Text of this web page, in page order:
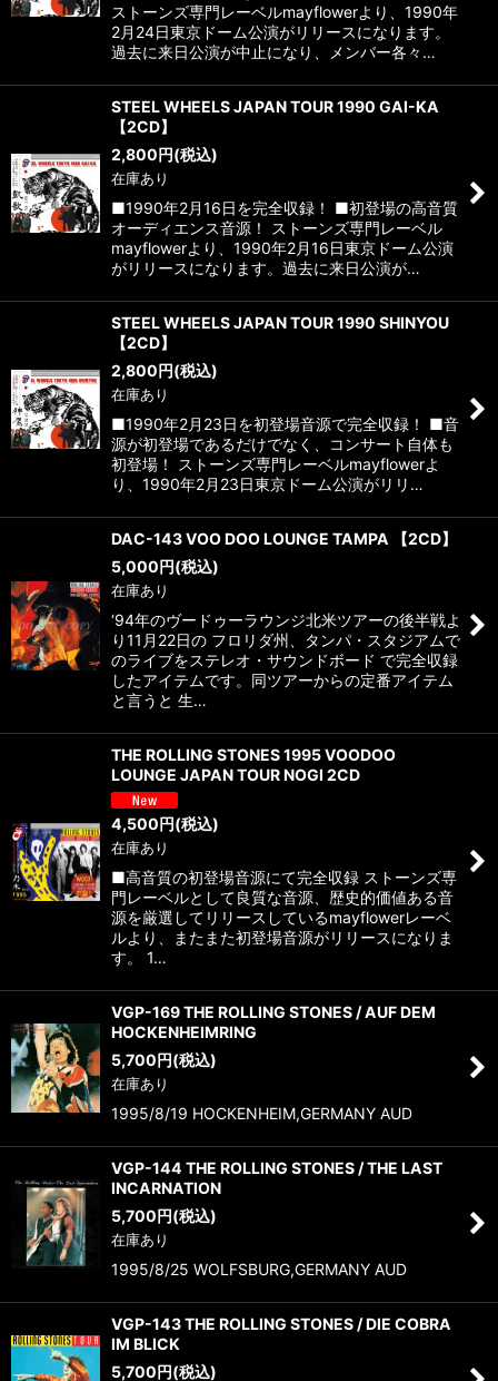
ストーンズ専門レーベルmayflowerより、1990年
2月24日東京ドーム公演がリリースになります。
過去に来日公演が中止になり、メンバー各々…
STEEL WHEELS JAPAN TOUR 1990 GAI-KA
【2CD】
2,800円(税込)
在庫あり
■1990年2月16日を完全収録！ ■初登場の高音質
オーディエンス音源！ ストーンズ専門レーベル
mayflowerより、1990年2月16日東京ドーム公演
がリリースになります。過去に来日公演が…
STEEL WHEELS JAPAN TOUR 1990 SHINYOU
【2CD】
2,800円(税込)
在庫あり
■1990年2月23日を初登場音源で完全収録！ ■音
源が初登場であるだけでなく、コンサート自体も
初登場！ ストーンズ専門レーベルmayflowerよ
り、1990年2月23日東京ドーム公演がリリ…
DAC-143 VOO DOO LOUNGE TAMPA 【2CD】
5,000円(税込)
在庫あり
‘94年のヴードゥーラウンジ北米ツアーの後半戦よ
り11月22日の フロリダ州、タンパ・スタジアムで
のライブをステレオ・サウンドボード で完全収録
したアイテムです。同ツアーからの定番アイテム
と言うと 生…
THE ROLLING STONES 1995 VOODOO
LOUNGE JAPAN TOUR NOGI 2CD
4,500円(税込)
在庫あり
■高音質の初登場音源にて完全収録 ストーンズ専
門レーベルとして良質な音源、歴史的価値ある音
源を厳選してリリースしているmayflowerレーベ
ルより、またまた初登場音源がリリースになりま
す。 1…
VGP-169 THE ROLLING STONES / AUF DEM
HOCKENHEIMRING
5,700円(税込)
在庫あり
1995/8/19 HOCKENHEIM,GERMANY AUD
VGP-144 THE ROLLING STONES / THE LAST
INCARNATION
5,700円(税込)
在庫あり
1995/8/25 WOLFSBURG,GERMANY AUD
VGP-143 THE ROLLING STONES / DIE COBRA
IM BLICK
5,700円(税込)